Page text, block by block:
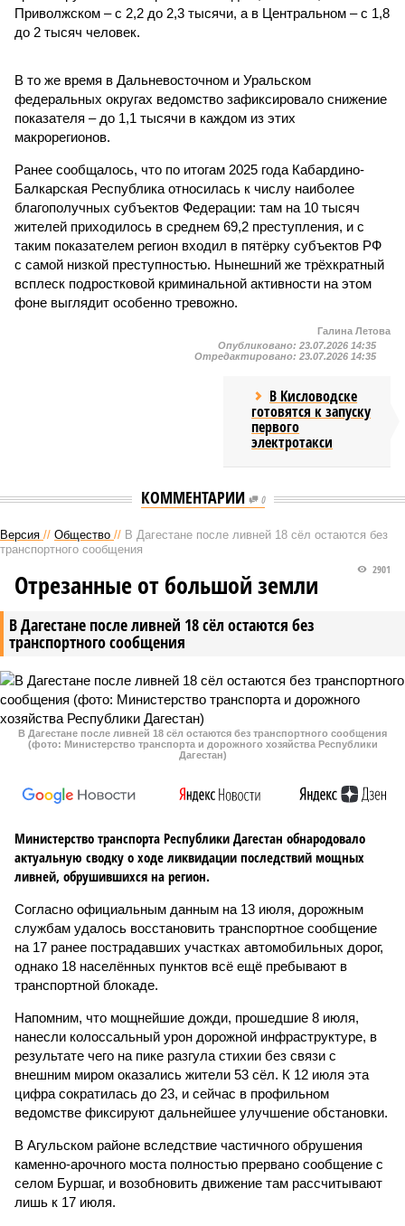
Приволжском – с 2,2 до 2,3 тысячи, а в Центральном – с 1,8
до 2 тысяч человек.
В то же время в Дальневосточном и Уральском
федеральных округах ведомство зафиксировало снижение
показателя – до 1,1 тысячи в каждом из этих
макрорегионов.
Ранее сообщалось, что по итогам 2025 года Кабардино-
Балкарская Республика относилась к числу наиболее
благополучных субъектов Федерации: там на 10 тысяч
жителей приходилось в среднем 69,2 преступления, и с
таким показателем регион входил в пятёрку субъектов РФ
с самой низкой преступностью. Нынешний же трёхкратный
всплеск подростковой криминальной активности на этом
фоне выглядит особенно тревожно.
Галина Летова
Опубликовано: 23.07.2026 14:35
Отредактировано: 23.07.2026 14:35
В Кисловодске
готовятся к запуску
первого
электротакси
КОММЕНТАРИИ 0
Версия // Общество // В Дагестане после ливней 18 сёл остаются без
транспортного сообщения
В Дагестане после ливней 18 сёл остаются без
транспортного сообщения
2901
Отрезанные от большой земли
В Дагестане после ливней 18 сёл остаются без транспортного сообщения
(фото: Министерство транспорта и дорожного хозяйства Республики
Дагестан)
Министерство транспорта Республики Дагестан обнародовало
актуальную сводку о ходе ликвидации последствий мощных
ливней, обрушившихся на регион.
Согласно официальным данным на 13 июля, дорожным
службам удалось восстановить транспортное сообщение
на 17 ранее пострадавших участках автомобильных дорог,
однако 18 населённых пунктов всё ещё пребывают в
транспортной блокаде.
Напомним, что мощнейшие дожди, прошедшие 8 июля,
нанесли колоссальный урон дорожной инфраструктуре, в
результате чего на пике разгула стихии без связи с
внешним миром оказались жители 53 сёл. К 12 июля эта
цифра сократилась до 23, и сейчас в профильном
ведомстве фиксируют дальнейшее улучшение обстановки.
В Агульском районе вследствие частичного обрушения
каменно-арочного моста полностью прервано сообщение с
селом Буршаг, и возобновить движение там рассчитывают
лишь к 17 июля.